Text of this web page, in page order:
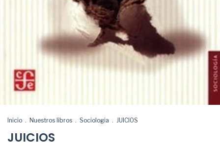
Inicio . Nuestros libros . Sociologia . JUICIOS
JUICIOS